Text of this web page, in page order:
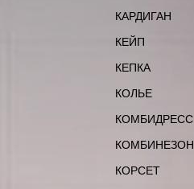
КАРДИГАН
КЕЙП
КЕПКА
КОЛЬЕ
КОМБИДРЕСС
КОМБИНЕЗОН
КОРСЕТ